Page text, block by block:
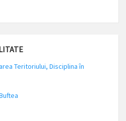
Teritoriului, Disciplina în